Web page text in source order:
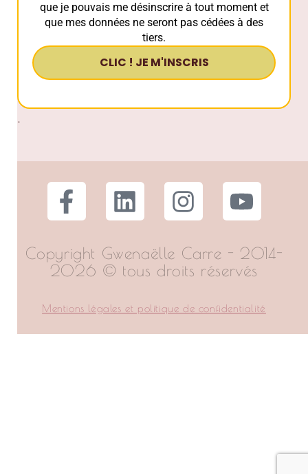
que je pouvais me désinscrire à tout moment et
que mes données ne seront pas cédées à des
tiers.
.
Copyright Gwenaëlle Carre - 2014-
2026 © tous droits réservés
Mentions légales et politique de confidentialité